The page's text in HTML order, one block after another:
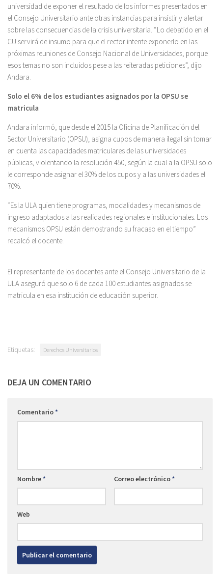
universidad de exponer el resultado de los informes presentados en
el Consejo Universitario ante otras instancias para insistir y alertar
sobre las consecuencias de la crisis universitaria. “Lo debatido en el
CU servirá de insumo para que el rector intente exponerlo en las
próximas reuniones de Consejo Nacional de Universidades, porque
esos temas no son incluidos pese a las reiteradas peticiones”, dijo
Andara.
Solo el 6% de los estudiantes asignados por la OPSU se
matricula
Andara informó, que desde el 2015 la Oficina de Planificación del
Sector Universitario (OPSU), asigna cupos de manera ilegal sin tomar
en cuenta las capacidades matriculares de las universidades
públicas, violentando la resolución 450, según la cual a la OPSU solo
le corresponde asignar el 30% de los cupos y a las universidades el
70%.
“Es la ULA quien tiene programas, modalidades y mecanismos de
ingreso adaptados a las realidades regionales e institucionales. Los
mecanismos OPSU están demostrando su fracaso en el tiempo”
recalcó el docente.
El representante de los docentes ante el Consejo Universitario de la
ULA aseguró que solo 6 de cada 100 estudiantes asignados se
matricula en esa institución de educación superior.
Etiquetas: Derechos Universitarios
DEJA UN COMENTARIO
Comentario*
Nombre* Correo electrónico*
Web